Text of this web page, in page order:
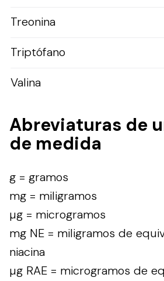
Treonina
Triptófano
Valina
Abreviaturas de
de medida
g = gramos
mg = miligramos
µg = microgramos
mg NE = miligramos de
niacina
µg RAE = microgramos de